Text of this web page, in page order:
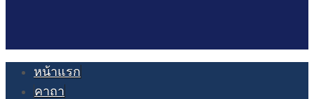
หน้าแรก
คาถา